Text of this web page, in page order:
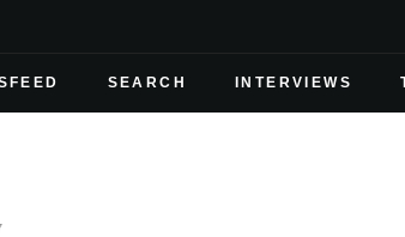
SEARCH INTERVIEWS